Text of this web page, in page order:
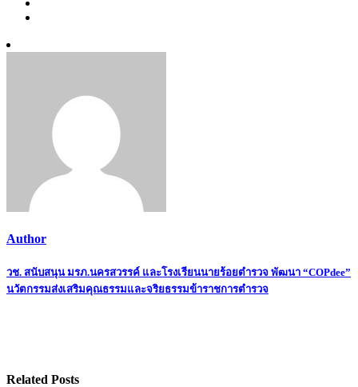
Author
Post
navigation
วช. สนับสนุน มรภ.นครสวรรค์ และโรงเรียนนายร้อยตำรวจ พัฒนา “COPdee”
นวัตกรรมส่งเสริมคุณธรรมและจริยธรรมข้าราชการตำรวจ
Related Posts